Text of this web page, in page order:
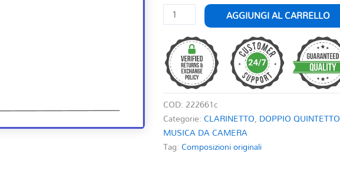
VERDIANA
PER
CLARINETTO,
DECIMINO
DI
FIATI
CON
CONTRABBASSO
quantità
AGGIUNGI AL CARRELLO
COD: 222661c
Categorie:CLARINETTO, DOPPIO QUINTETTO
MUSICA DA CAMERA
Tag:Composizioni originali